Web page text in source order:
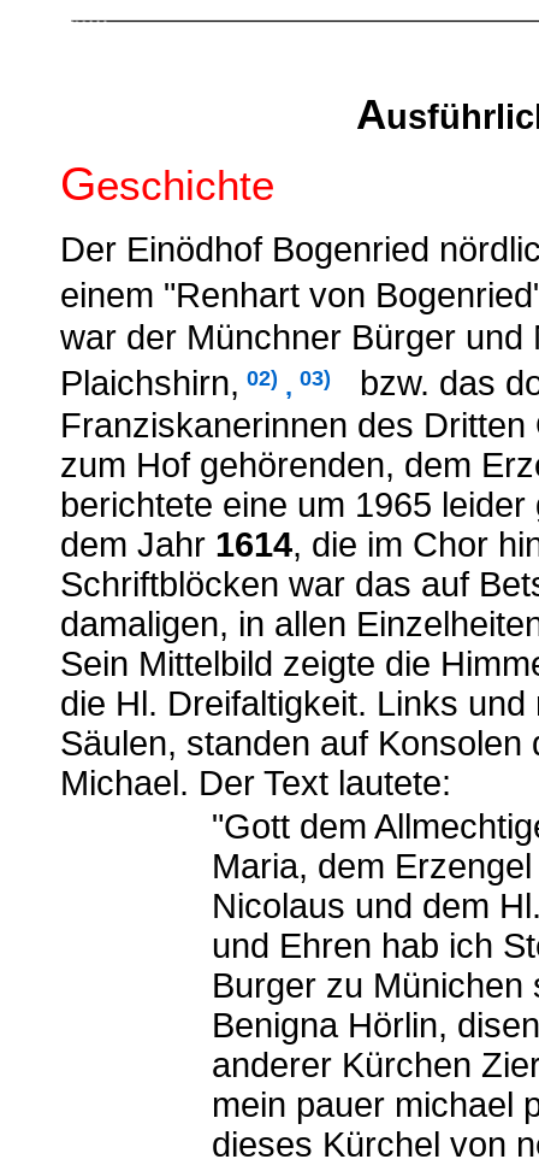
A
Geschichte
Der Einödhof Bogenried
einem "Renhart von
war der Münchner Bürger
Plaichshirn, 02) , 03)
bzw. das
Franziskanerinnen des
zum Hof gehörenden, dem
berichtete eine um 1965
dem Jahr 1614, die im Chor
Schriftblöcken war das auf
damaligen, in allen
Sein Mittelbild zeigte die
die Hl. Dreifaltigkeit. Links
Säulen, standen auf
Michael. Der Text lautete:
"Gott dem
Maria, dem
Nicolaus und dem
und Ehren hab ich
Burger zu Münichen
Benigna Hörlin,
anderer Kürchen
mein pauer michael
dieses Kürchel von